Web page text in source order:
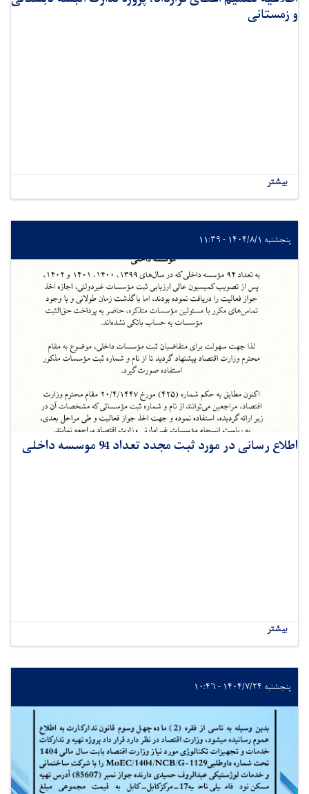
و زمستانی
بیشتر
پنجشنبه ۱۴۰۴/۸/۱ - ۱۱:۳۹
اطلاع رسانی در مورد ثبت مجدد تعداد 94 موسسه داخلی
بیشتر
پنجشنبه ۱۴۰۴/۷/۲۴ - ۱۰:۴۶